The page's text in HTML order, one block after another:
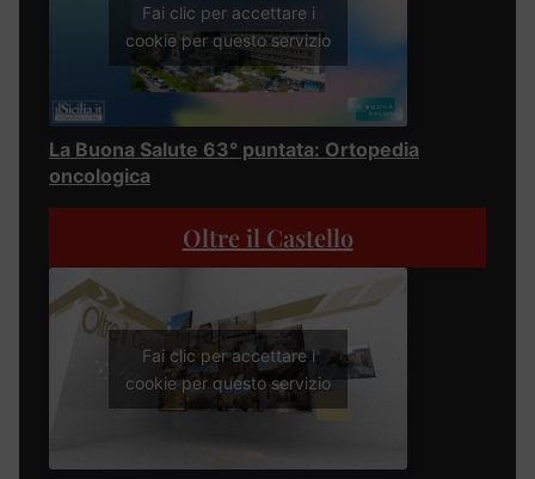
Fai clic per accettare i
cookie per questo servizio
La Buona Salute 63° puntata: Ortopedia
oncologica
Oltre il Castello
Fai clic per accettare i
cookie per questo servizio